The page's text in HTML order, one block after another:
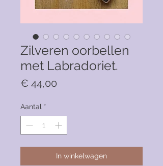
Zilveren oorbellen
met Labradoriet.
€ 44,00
Aantal *
In winkelwagen